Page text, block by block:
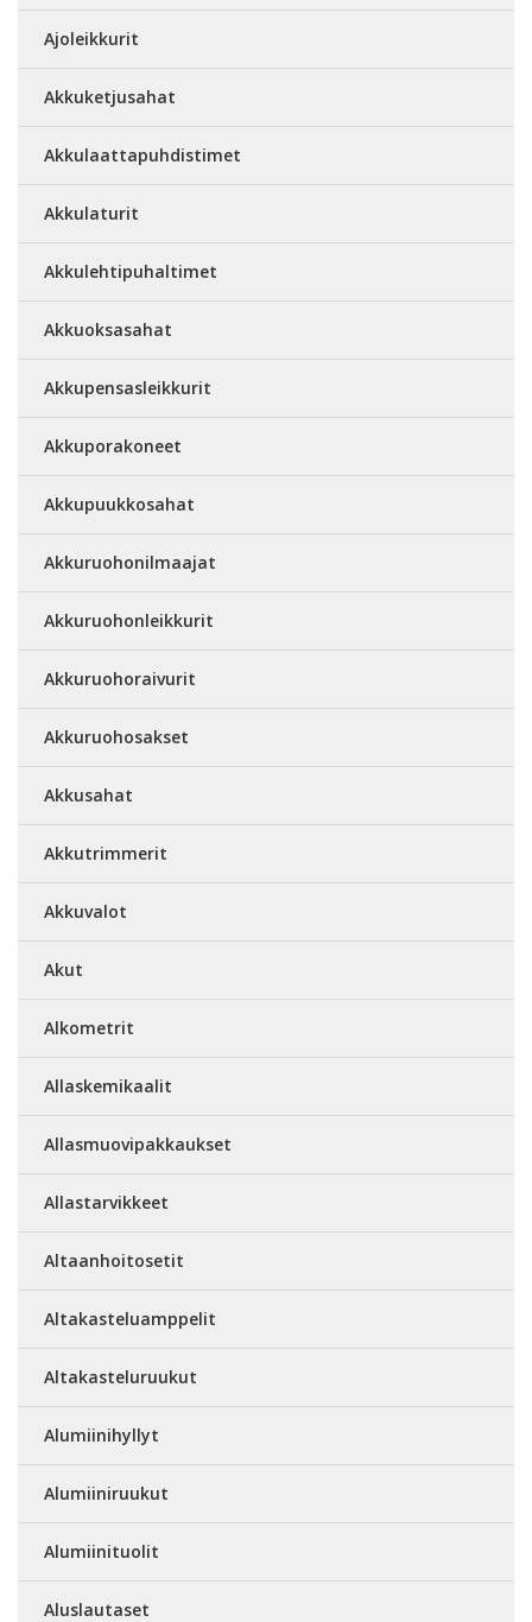
Ajoleikkurit
Akkuketjusahat
Akkulaattapuhdistimet
Akkulaturit
Akkulehtipuhaltimet
Akkuoksasahat
Akkupensasleikkurit
Akkuporakoneet
Akkupuukkosahat
Akkuruohonilmaajat
Akkuruohonleikkurit
Akkuruohoraivurit
Akkuruohosakset
Akkusahat
Akkutrimmerit
Akkuvalot
Akut
Alkometrit
Allaskemikaalit
Allasmuovipakkaukset
Allastarvikkeet
Altaanhoitosetit
Altakasteluamppelit
Altakasteluruukut
Alumiinihyllyt
Alumiiniruukut
Alumiinituolit
Aluslautaset